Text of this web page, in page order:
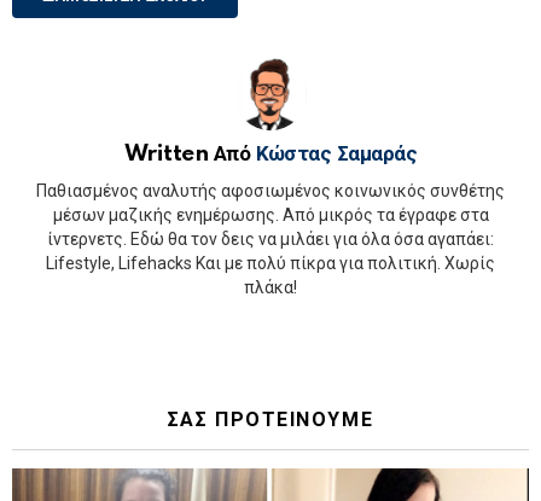
Written Από Κώστας Σαμαράς
Παθιασμένος αναλυτής αφοσιωμένος κοινωνικός συνθέτης
μέσων μαζικής ενημέρωσης. Από μικρός τα έγραφε στα
ίντερνετς. Εδώ θα τον δεις να μιλάει για όλα όσα αγαπάει:
Lifestyle, Lifehacks Και με πολύ πίκρα για πολιτική. Χωρίς
πλάκα!
ΣΑΣ ΠΡΟΤΕΙΝΟΥΜΕ